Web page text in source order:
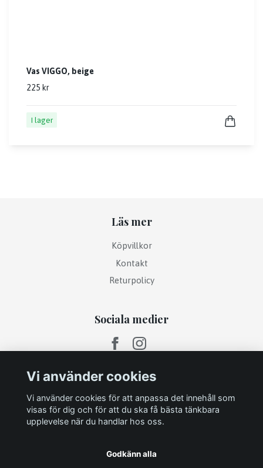
Vas VIGGO, beige
225 kr
I lager
Läs mer
Köpvillkor
Kontakt
Returpolicy
Sociala medier
Vi använder cookies
Vi använder cookies för att anpassa det innehåll som
visas för dig och för att du ska få bästa tänkbara
upplevelse när du handlar hos oss.
Godkänn alla